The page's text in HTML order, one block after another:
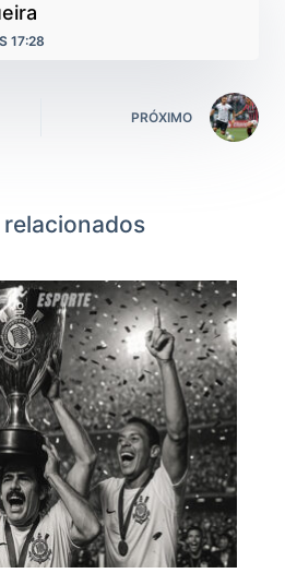
17:28
PRÓXIMO